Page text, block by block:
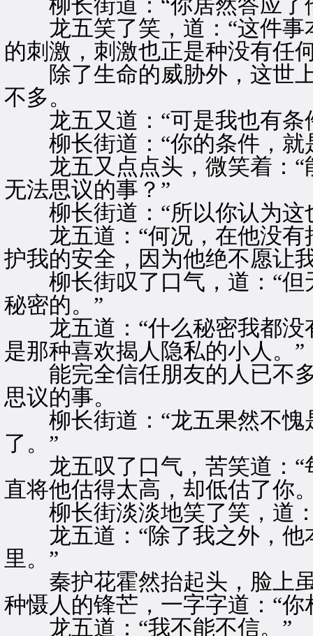
柳长街道：“你居然答应了
龙五笑了笑，道：“这件事
的刺激，刺激也正是种没有任
除了生命的威胁外，这世上
不多。
龙五又道：“可是我也有条
柳长街道：“你的条件，就
龙五又点点头，微笑着：“
无法思议的事？”
柳长街道：“所以你认为这
龙五道：“何况，在他没有
护我的安全，因为他绝不愿让
柳长街叹了口气，道：“但
秘密的。”
龙五道：“什么秘密我都没
是那种喜欢揭人隐私的小人。”
能完全信任朋友的人已不多
思议的事。
柳长街道：“龙五果然不愧
了。”
龙五叹了口气，苦笑道：“
直将他估得太高，却低估了你
柳长街淡淡地笑了笑，道：
龙五道：“除了我之外，他
里。”
秦护花霍然抬起头，脸上虽
种慑人的锋芒，一字字道：“你
龙五道：“我不能不信。”